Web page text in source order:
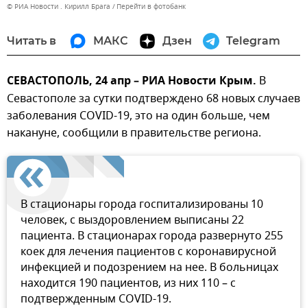
© РИА Новости . Кирилл Брага Перейти в фотобанк
Читать в МАКС Дзен Telegram
СЕВАСТОПОЛЬ, 24 апр – РИА Новости Крым. В
Севастополе за сутки подтверждено 68 новых случаев
заболевания COVID-19, это на один больше, чем
накануне, сообщили в правительстве региона.
В стационары города госпитализированы 10
человек, с выздоровлением выписаны 22
пациента. В стационарах города развернуто 255
коек для лечения пациентов с коронавирусной
инфекцией и подозрением на нее. В больницах
находится 190 пациентов, из них 110 – с
подтвержденным COVID-19.